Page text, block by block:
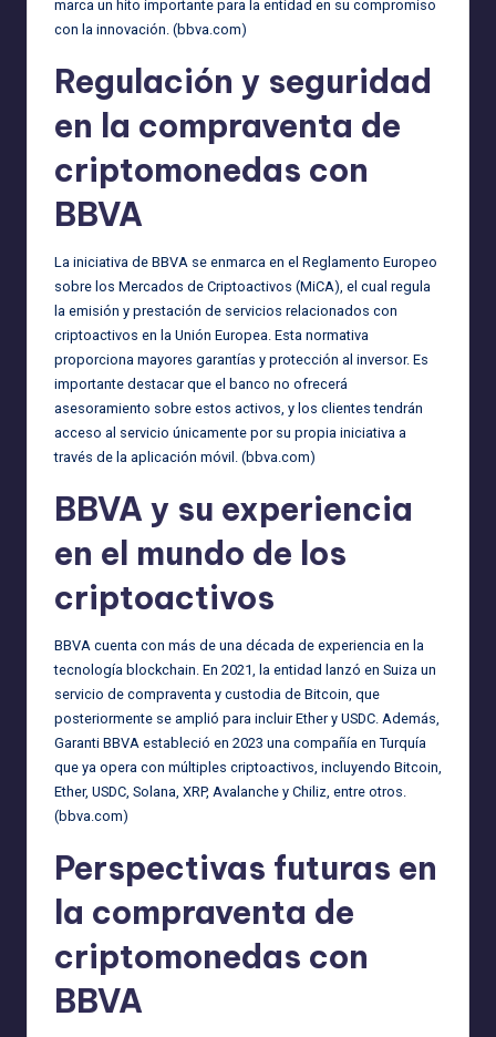
marca un hito importante para la entidad en su compromiso
con la innovación. (bbva.com)
Regulación y seguridad
en la compraventa de
criptomonedas con
BBVA
La iniciativa de BBVA se enmarca en el Reglamento Europeo
sobre los Mercados de Criptoactivos (MiCA), el cual regula
la emisión y prestación de servicios relacionados con
criptoactivos en la Unión Europea. Esta normativa
proporciona mayores garantías y protección al inversor. Es
importante destacar que el banco no ofrecerá
asesoramiento sobre estos activos, y los clientes tendrán
acceso al servicio únicamente por su propia iniciativa a
través de la aplicación móvil. (bbva.com)
BBVA y su experiencia
en el mundo de los
criptoactivos
BBVA cuenta con más de una década de experiencia en la
tecnología blockchain. En 2021, la entidad lanzó en Suiza un
servicio de compraventa y custodia de Bitcoin, que
posteriormente se amplió para incluir Ether y USDC. Además,
Garanti BBVA estableció en 2023 una compañía en Turquía
que ya opera con múltiples criptoactivos, incluyendo Bitcoin,
Ether, USDC, Solana, XRP, Avalanche y Chiliz, entre otros.
(bbva.com)
Perspectivas futuras en
la compraventa de
criptomonedas con
BBVA